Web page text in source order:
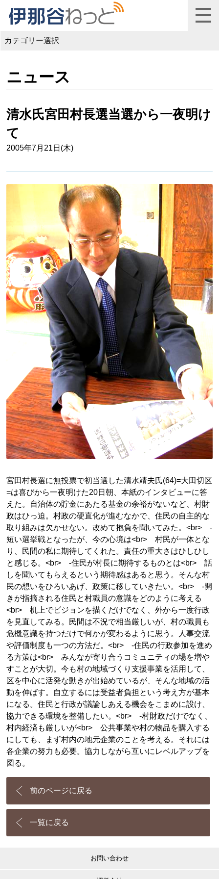
カテゴリー選択
ニュース
清水氏宮田村長選当選から一夜明け
て
2005年7月21日(木)
宮田村長選に無投票で初当選した清水靖夫氏(64)=大田切区
=は喜びから一夜明けた20日朝、本紙のインタビューに答
えた。自治体の貯金にあたる基金の余裕がないなど、村財
政はひっ迫。村政の硬直化が進むなかで、住民の自主的な
取り組みは欠かせない。改めて抱負を聞いてみた。<br> ‐
短い選挙戦となったが、今の心境は<br> 村民が一体とな
り、民間の私に期待してくれた。責任の重大さはひしひし
と感じる。<br> ‐住民が村長に期待するものとは<br> 話
しを聞いてもらえるという期待感はあると思う。そんな村
民の想いをひろいあげ、政策に移していきたい。<br> ‐開
きが指摘される住民と村職員の意識をどのように考える
<br> 机上でビジョンを描くだけでなく、外から一度行政
を見直してみる。民間は不況で相当厳しいが、村の職員も
危機意識を持つだけで何かが変わるように思う。人事交流
や評価制度も一つの方法だ。<br> ‐住民の行政参加を進め
る方策は<br> みんなが寄り合うコミュニティの場を増や
すことが大切。今も村の地域づくり支援事業を活用して、
区を中心に活発な動きが出始めているが、そんな地域の活
動を伸ばす。自立するには受益者負担という考え方が基本
になる。住民と行政が議論しあえる機会をこまめに設け、
協力できる環境を整備したい。<br> ‐村財政だけでなく、
村内経済も厳しいが<br> 公共事業や村の物品を購入する
にしても、まず村内の地元企業のことを考える。それには
各企業の努力も必要。協力しながら互いにレベルアップを
図る。
前のページに戻る
一覧に戻る
お問い合わせ